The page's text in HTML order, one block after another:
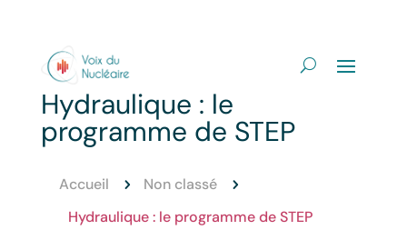
Hydraulique : le
programme de STEP
Accueil 5 Non classé 5
Hydraulique : le programme de STEP